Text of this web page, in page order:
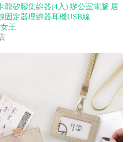
龍矽膠集線器(4入) 辦公室電腦 居
固定器理線器耳機USB線
王